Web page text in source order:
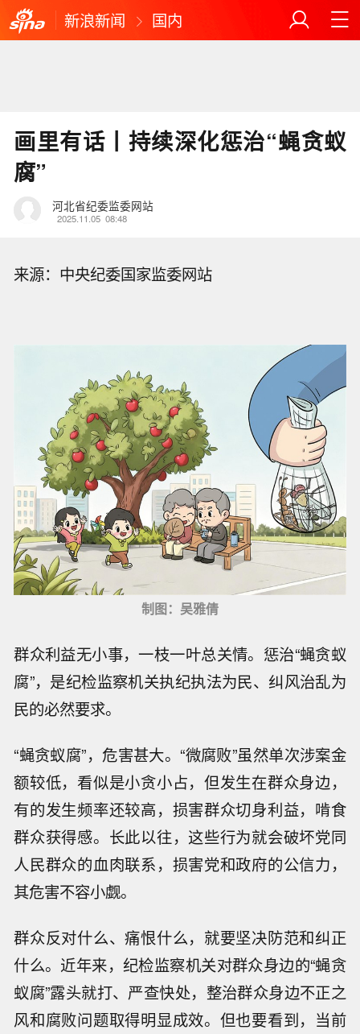
新浪新闻 国内
画里有话丨持续深化惩治“蝇贪蚁
腐”
河北省纪委监委网站
2025.11.05 08:48
来源：中央纪委国家监委网站
制图：吴雅倩
群众利益无小事，一枝一叶总关情。惩治“蝇贪蚁
腐”，是纪检监察机关执纪执法为民、纠风治乱为
民的必然要求。
“蝇贪蚁腐”，危害甚大。“微腐败”虽然单次涉案金
额较低，看似是小贪小占，但发生在群众身边，
有的发生频率还较高，损害群众切身利益，啃食
群众获得感。长此以往，这些行为就会破坏党同
人民群众的血肉联系，损害党和政府的公信力，
其危害不容小觑。
群众反对什么、痛恨什么，就要坚决防范和纠正
什么。近年来，纪检监察机关对群众身边的“蝇贪
蚁腐”露头就打、严查快处，整治群众身边不正之
风和腐败问题取得明显成效。但也要看到，当前